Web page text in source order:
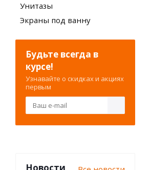
Унитазы
Экраны под ванну
Будьте всегда в
курсе!
Узнавайте о скидках и акциях
первым